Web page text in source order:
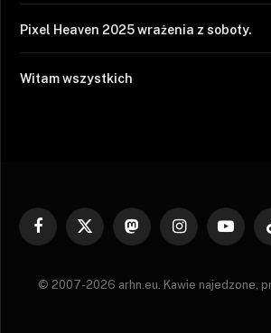
Pixel Heaven 2025 wrażenia z soboty.
Witam wszystkich
Facebook
X
MastodonInstagram
© 2007-2026 arhn.eu. Kawie najedzone,